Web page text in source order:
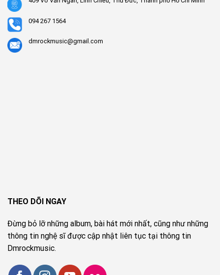
094 267 1564
dmrockmusic@gmail.com
THEO DÕI NGAY
Đừng bỏ lỡ những album, bài hát mới nhất, cũng như những
thông tin nghệ sĩ được cập nhật liên tục tại thông tin
Dmrockmusic.